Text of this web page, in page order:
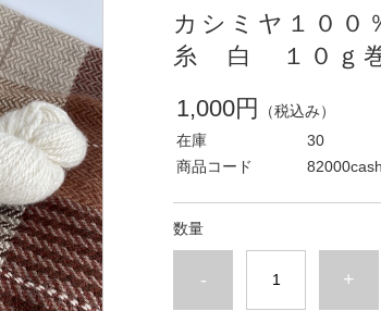
カシミヤ１００
糸 白 １０ｇ
1,000円
（税込み）
在庫
30
商品コード
数量
- +